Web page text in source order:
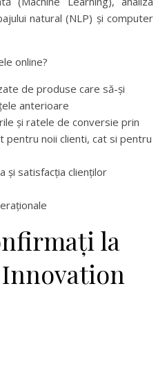
natural (NLP) și computer
online?
de produse care să-și
anterioare
și ratele de conversie prin
noii clienti, cat si pentru
și satisfacția clienților
la